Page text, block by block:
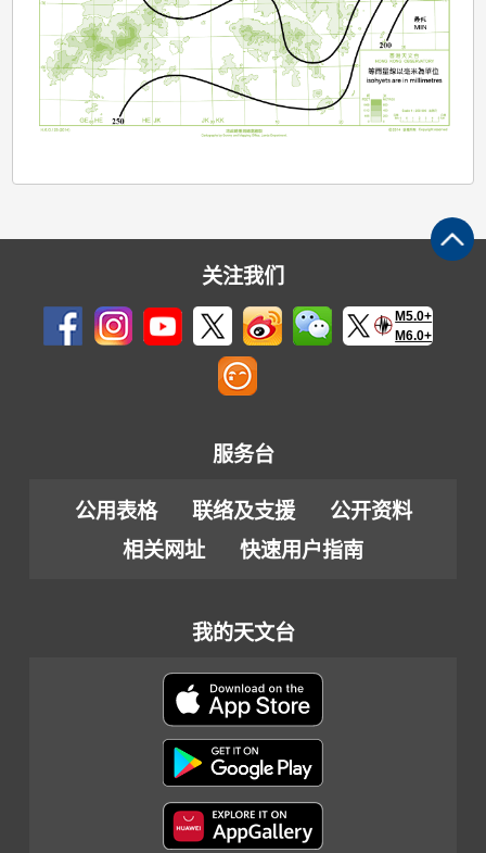
关注我们
M5.0+
M6.0+
服务台
公用表格 联络及支援
公开资料
相关网址
快速用户指南
我的天文台